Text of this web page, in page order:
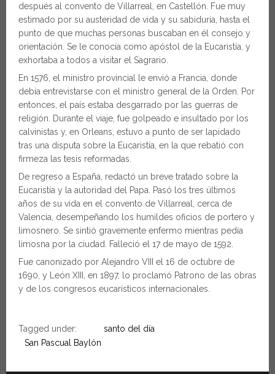
después al convento de Villarreal, en Castellón. Fue muy
estimado por su austeridad de vida y su sabiduría, hasta el
punto de que muchas personas buscaban en él consejo y
orientación. Se le conocía como apóstol de la Eucaristía, y
exhortaba a todos a visitar el Sagrario.
En 1576, el ministro provincial le envió a Francia, donde
debía entrevistarse con el ministro general de la Orden. Por
entonces, el país estaba desgarrado por las guerras de
religión. Durante el viaje, fue golpeado e insultado por los
calvinistas y, en Orleans, estuvo a punto de ser lapidado
tras una disputa sobre la Eucaristía, en la que rebatió con
firmeza las tesis reformadas.
De regreso a España, redactó un breve tratado sobre la
Eucaristía y la autoridad del Papa. Pasó los tres últimos
años de su vida en el convento de Villarreal, cerca de
Valencia, desempeñando los humildes oficios de portero y
limosnero. Se sintió gravemente enfermo mientras pedía
limosna por la ciudad. Falleció el 17 de mayo de 1592.
Fue canonizado por Alejandro VIII el 16 de octubre de
1690, y León XIII, en 1897, lo proclamó Patrono de las obras
y de los congresos eucarísticos internacionales.
Tagged under:
santo del día
San Pascual Baylón